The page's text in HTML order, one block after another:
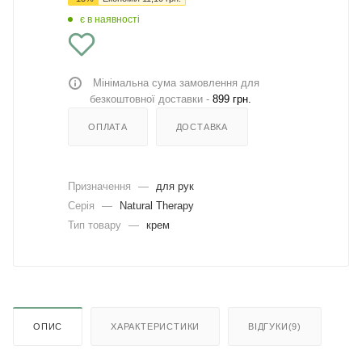
є в наявності
Мінімальна сума замовлення для
безкоштовної доставки - 899 грн.
ОПЛАТА ДОСТАВКА
Призначення —
для рук
Серія
—
Natural Therapy
Тип товару — крем
ОПИС ХАРАКТЕРИСТИКИ ВІДГУКИ(9)